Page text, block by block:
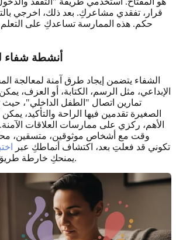
قرار، تفقدي مشاعركِ. بعد ذلك، اخرجي
حكم. هذه الممارسة تساعدكِ على التعلم
أنشطة شفاء
الشفاء يتضمن إيجاد طرق آمنة لمعالجة
الإبداعي، مثل الرسم، الكتابة، أو العزف،
تمارين اتصال "الطفل الداخلي"، حيث
الصغيرة تقدمين فيها الراحة والتأكيد،
الأهم، ركزي على ممارسات العلاقات
وقت مع أشخاص موثوقين، متسقين،
تكوني قد فعلتِ بعد، اكتشاف أنماطكِ عبر
يمنحكِ خارطة طريق لهذه الرحلة العلاجية.